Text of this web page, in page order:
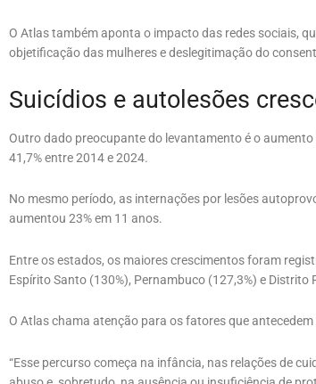
O Atlas também aponta o impacto das redes sociais,
objetificação das mulheres e deslegitimação do
Suicídios e autolesões
Outro dado preocupante do levantamento é o
41,7% entre 2014 e 2024.
No mesmo período, as internações por lesões
aumentou 23% em 11 anos.
Entre os estados, os maiores crescimentos foram
Espírito Santo (130%), Pernambuco (127,3%) e Distrito
O Atlas chama atenção para os fatores que antecedem
“Esse percurso começa na infância, nas relações de